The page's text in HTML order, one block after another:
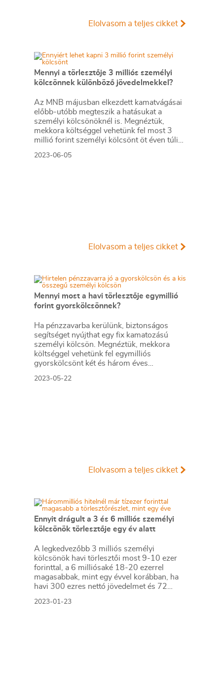
Elolvasom a teljes cikket
Mennyi a törlesztője 3 milliós személyi
kölcsönnek különböző jövedelmekkel?
Az MNB májusban elkezdett kamatvágásai
előbb-utóbb megteszik a hatásukat a
személyi kölcsönöknél is. Megnéztük,
mekkora költséggel vehetünk fel most 3
millió forint személyi kölcsönt öt éven túli
jövedelmekkel.
2023-06-05
Elolvasom a teljes cikket
Mennyi most a havi törlesztője egymillió
forint gyorskölcsönnek?
Ha pénzzavarba kerülünk, biztonságos
segítséget nyújthat egy fix kamatozású
személyi kölcsön. Megnéztük, mekkora
költséggel vehetünk fel egymilliós
gyorskölcsönt két és három éves
353 ezer forintos nettó átlagbért.
2023-05-22
Elolvasom a teljes cikket
Ennyit drágult a 3 és 6 milliós személyi
kölcsönök törlesztője egy év alatt
A legkedvezőbb 3 milliós személyi
kölcsönök havi törlesztői most 9-10 ezer
forinttal, a 6 milliósaké 18-20 ezerrel
magasabbak, mint egy évvel korábban, ha
havi 300 ezres nettó jövedelmet és 72
2023-01-23